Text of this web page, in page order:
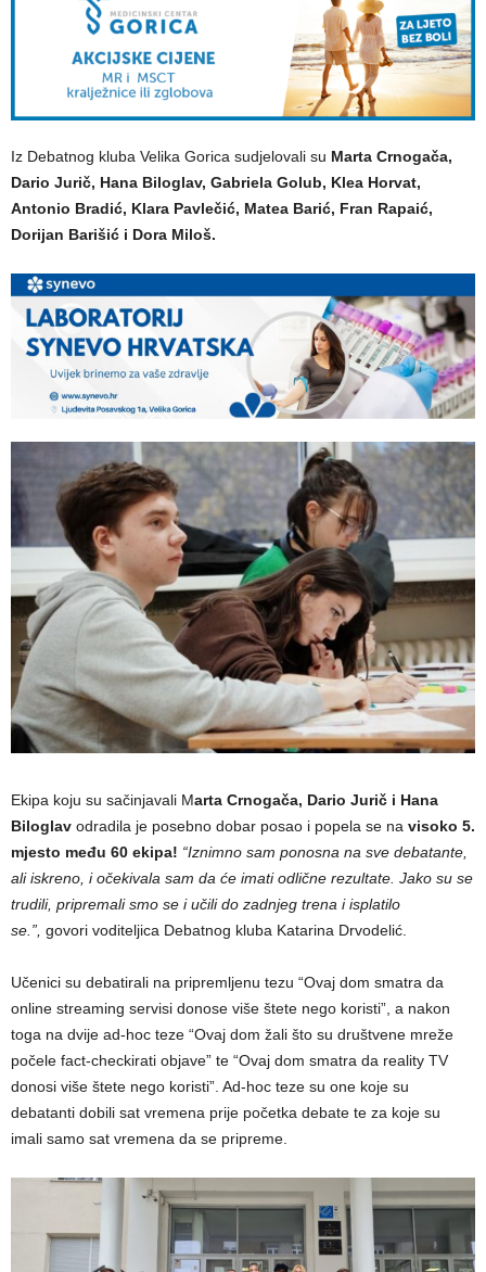
Iz Debatnog kluba Velika Gorica sudjelovali su Marta Crnogača,
Dario Jurič, Hana Biloglav, Gabriela Golub, Klea Horvat,
Antonio Bradić, Klara Pavlečić, Matea Barić, Fran Rapaić,
Dorijan Barišić i Dora Miloš.
Ekipa koju su sačinjavali Marta Crnogača, Dario Jurič i Hana
Biloglav odradila je posebno dobar posao i popela se na visoko 5.
mjesto među 60 ekipa! “Iznimno sam ponosna na sve debatante,
ali iskreno, i očekivala sam da će imati odlične rezultate. Jako su se
trudili, pripremali smo se i učili do zadnjeg trena i isplatilo
se.”, govori voditeljica Debatnog kluba Katarina Drvodelić.
Učenici su debatirali na pripremljenu tezu “Ovaj dom smatra da
online streaming servisi donose više štete nego koristi”, a nakon
toga na dvije ad-hoc teze “Ovaj dom žali što su društvene mreže
počele fact-checkirati objave” te “Ovaj dom smatra da reality TV
donosi više štete nego koristi”. Ad-hoc teze su one koje su
debatanti dobili sat vremena prije početka debate te za koje su
imali samo sat vremena da se pripreme.